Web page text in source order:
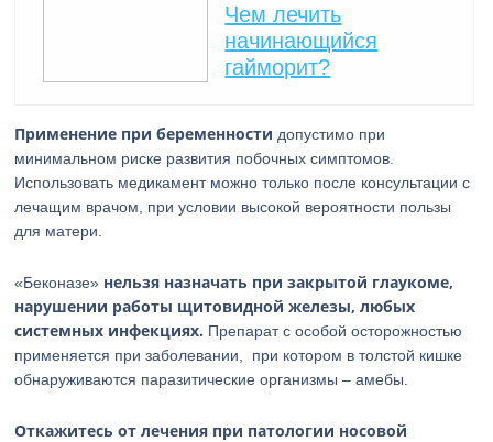
Чем лечить
начинающийся
гайморит?
Применение при беременности допустимо при
минимальном риске развития побочных симптомов.
Использовать медикамент можно только после консультации с
лечащим врачом, при условии высокой вероятности пользы
для матери.
«Беконазе» нельзя назначать при закрытой глаукоме,
нарушении работы щитовидной железы, любых
системных инфекциях. Препарат с особой осторожностью
применяется при заболевании, при котором в толстой кишке
обнаруживаются паразитические организмы – амебы.
Откажитесь от лечения при патологии носовой